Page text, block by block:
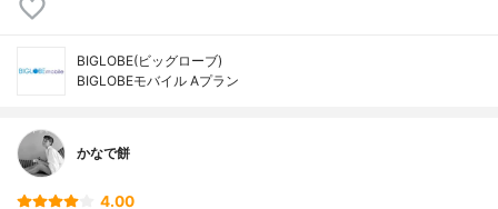
BIGLOBE(ビッグローブ)
BIGLOBEモバイル Aプラン
かなで餅
4.00